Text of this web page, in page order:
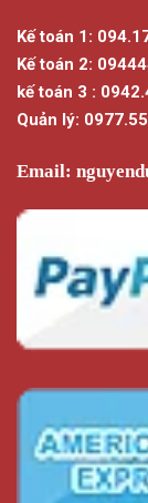
Kế toán 1:
Kế toán 2:
kế toán 3 :
Quản lý:
Email: